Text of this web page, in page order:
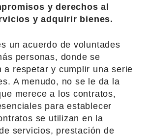
y derechos al
y adquirir bienes.
un acuerdo de voluntades
personas, donde se
a respetar y cumplir una serie
A menudo, no se le da la
merece a los contratos,
para establecer
se utilizan en la
servicios, prestación de